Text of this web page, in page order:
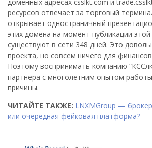
ресурсов отвечает за торговый
открывает одностраничный
этих домена на момент публикации этой
существуют в сети 348 дней. Это
проекта, но совсем ничего для
Поэтому воспринимать компанию
партнера с многолетним опытом
причины.
ЧИТАЙТЕ ТАКЖЕ: LNXMGroup —
или очередная фейковая платформа?